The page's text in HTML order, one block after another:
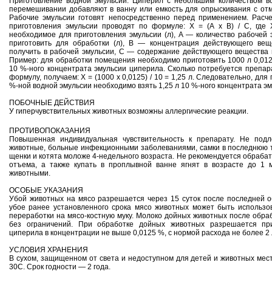
перемешивании добавляют в ванну или емкость для опрыскивания с
Рабочие эмульсии готовят непосредственно перед применением.
приготовления эмульсии проводят по формуле: X = (A x B) / C, где
необходимое для приготовления эмульсии (л), А — количество рабочей
приготовить для обработки (л), В — концентрация действующего
получить в рабочей эмульсии, С — содержание действующего вещества
Пример: для обработки помещения необходимо приготовить 1000 л
10 %-ного концентрата эмульсии циперила. Сколько потребуется
формулу, получаем: X = (1000 х 0,0125) / 10 = 1,25 л. Следовательно, для
%-ной водной эмульсии необходимо взять 1,25 л 10 %-ного концентрата
ПОБОЧНЫЕ ДЕЙСТВИЯ
У гиперчувствительных животных возможны аллергические реакции.
ПРОТИВОПОКАЗАНИЯ
Повышенная индивидуальная чувствительность к препарату. Не
животные, больные инфекционными заболеваниями, самки в последнюю
щенки и котята моложе 4-недельного возраста. Не рекомендуется
отъема, а также купать в проплывной ванне ягнят в возрасте до 1
животными.
ОСОБЫЕ УКАЗАНИЯ
Убой животных на мясо разрешается через 15 суток после последней
убое ранее установленного срока мясо животных может быть
переработки на мясо-костную муку. Молоко дойных животных после
без ограничений. При обработке дойных животных разрешается
циперила в концентрации не выше 0,0125 %, с нормой расхода не более 2
УСЛОВИЯ ХРАНЕНИЯ
В сухом, защищенном от света и недоступном для детей и животных
30С. Срок годности — 2 года.